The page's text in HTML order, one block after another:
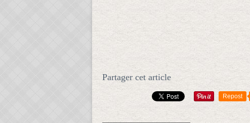
Partager cet article
Repost